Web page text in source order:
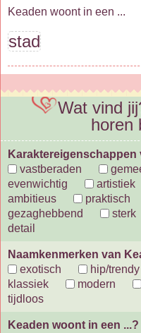
Keaden woont in een ...
stad
Wat vind
horen
Karaktereigenschappen
vastberaden
evenwichtig
artistiek
ambitieus
praktisch
gezaghebbend
sterk
detail
Naamkenmerken van
exotisch
hip/trendy
klassiek
modern
tijdloos
Keaden woont in een ...?